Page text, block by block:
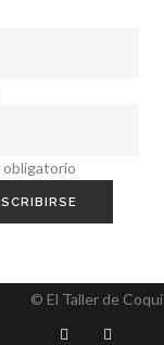
obligatorio
© El Taller de Coqui